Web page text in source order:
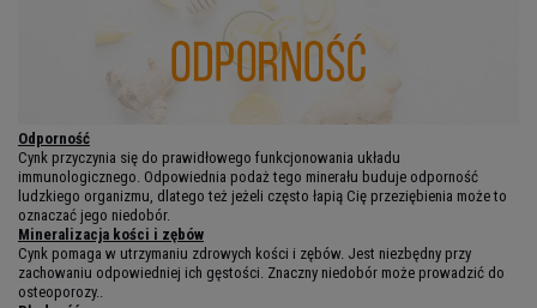
Odporność
Cynk przyczynia się do prawidłowego funkcjonowania układu
immunologicznego. Odpowiednia podaż tego minerału buduje odporność
ludzkiego organizmu, dlatego też jeżeli często łapią Cię przeziębienia może to
oznaczać jego niedobór.
Mineralizacja kości i zębów
Cynk pomaga w utrzymaniu zdrowych kości i zębów. Jest niezbędny przy
zachowaniu odpowiedniej ich gęstości. Znaczny niedobór może prowadzić do
osteoporozy..